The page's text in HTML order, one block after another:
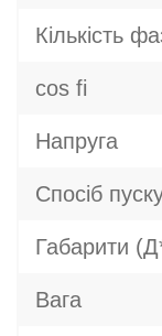
Кількість
cos fi
Напруга
Спосіб
Габарити
Вага